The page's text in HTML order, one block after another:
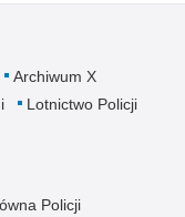
Archiwum X
Lotnictwo Policji
Policji